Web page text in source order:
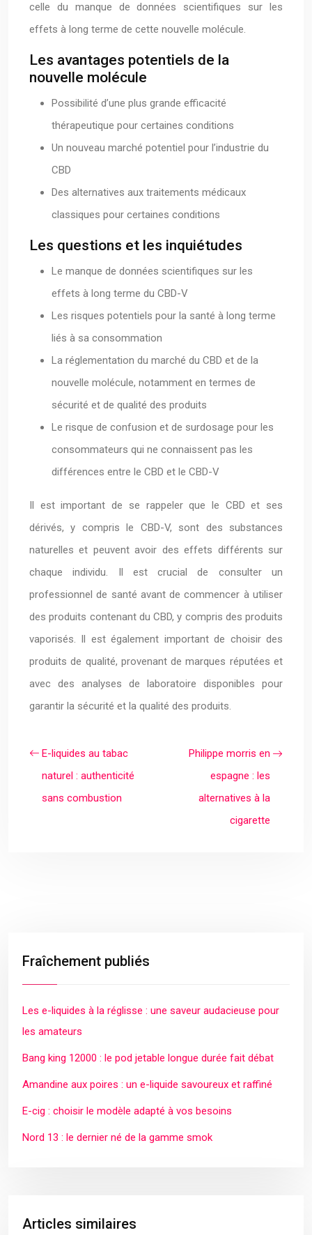
celle du manque de données scientifiques sur les
effets à long terme de cette nouvelle molécule.
Les avantages potentiels de la
nouvelle molécule
Possibilité d’une plus grande efficacité
thérapeutique pour certaines conditions
Un nouveau marché potentiel pour l’industrie du
CBD
Des alternatives aux traitements médicaux
classiques pour certaines conditions
Les questions et les inquiétudes
Le manque de données scientifiques sur les
effets à long terme du CBD-V
Les risques potentiels pour la santé à long terme
liés à sa consommation
La réglementation du marché du CBD et de la
nouvelle molécule, notamment en termes de
sécurité et de qualité des produits
Le risque de confusion et de surdosage pour les
consommateurs qui ne connaissent pas les
différences entre le CBD et le CBD-V
Il est important de se rappeler que le CBD et ses
dérivés, y compris le CBD-V, sont des substances
naturelles et peuvent avoir des effets différents sur
chaque individu. Il est crucial de consulter un
professionnel de santé avant de commencer à utiliser
des produits contenant du CBD, y compris des produits
vaporisés. Il est également important de choisir des
produits de qualité, provenant de marques réputées et
avec des analyses de laboratoire disponibles pour
garantir la sécurité et la qualité des produits.
E-liquides au tabac
naturel : authenticité
sans combustion
Philippe morris en
espagne : les
alternatives à la
cigarette
Fraîchement publiés
Les e-liquides à la réglisse : une saveur audacieuse pour
les amateurs
Bang king 12000 : le pod jetable longue durée fait débat
Amandine aux poires : un e-liquide savoureux et raffiné
E-cig : choisir le modèle adapté à vos besoins
Nord 13 : le dernier né de la gamme smok
Articles similaires